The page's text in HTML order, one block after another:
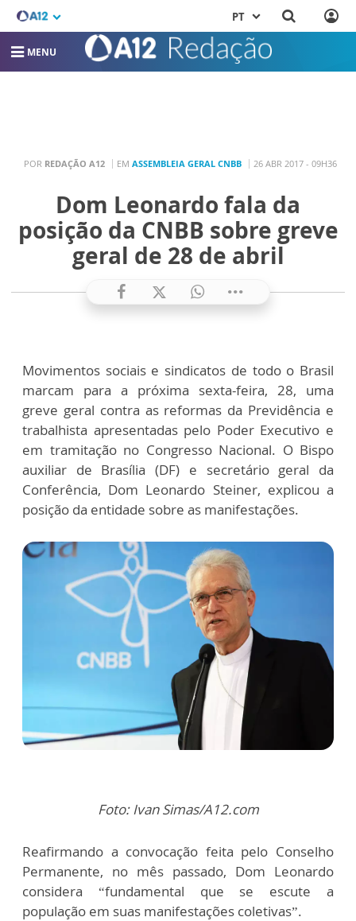
PT
MENU
POR REDAÇÃO A12 EM ASSEMBLEIA GERAL CNBB 26 ABR 2017 - 09H36
Dom Leonardo fala da
posição da CNBB sobre greve
geral de 28 de abril
Movimentos sociais e sindicatos de todo o Brasil
marcam para a próxima sexta-feira, 28, uma
greve geral contra as reformas da Previdência e
trabalhista apresentadas pelo Poder Executivo e
em tramitação no Congresso Nacional. O Bispo
auxiliar de Brasília (DF) e secretário geral da
Conferência, Dom Leonardo Steiner, explicou a
posição da entidade sobre as manifestações.
Foto: Ivan Simas/A12.com
Reafirmando a convocação feita pelo Conselho
Permanente, no mês passado, Dom Leonardo
considera “fundamental que se escute a
população em suas manifestações coletivas”.